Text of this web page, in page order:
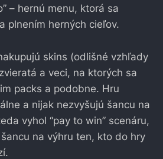
– hernú menu, ktorá sa
plnením herných cieľov.
skins (odlišné vzhľady
a veci, na ktorých sa
packs a podobne. Hru
a nijak nezvyšujú šancu na
vyhol “pay to win” scenáru,
na výhru ten, kto do hry